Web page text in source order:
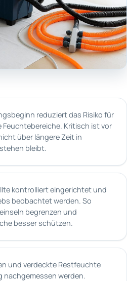
reduziert das Risiko für
Feuchtebereiche. Kritisch ist vor
über längere Zeit in
bleibt.
kontrolliert eingerichtet und
beobachtet werden. So
begrenzen und
besser schützen.
und verdeckte Restfeuchte
nachgemessen werden.